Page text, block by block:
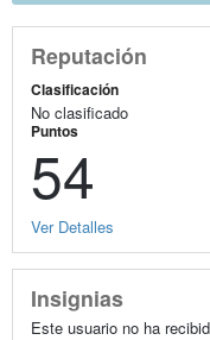
Reputación
Clasificación
No clasificado
Puntos
54
Ver Detalles
Insignias
Este usuario no ha